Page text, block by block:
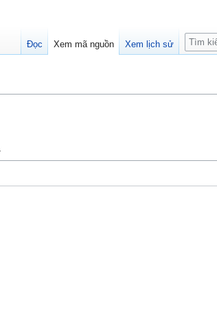
Đọc Xem mã nguồn Xem lịch sử
Tìm
kiếm